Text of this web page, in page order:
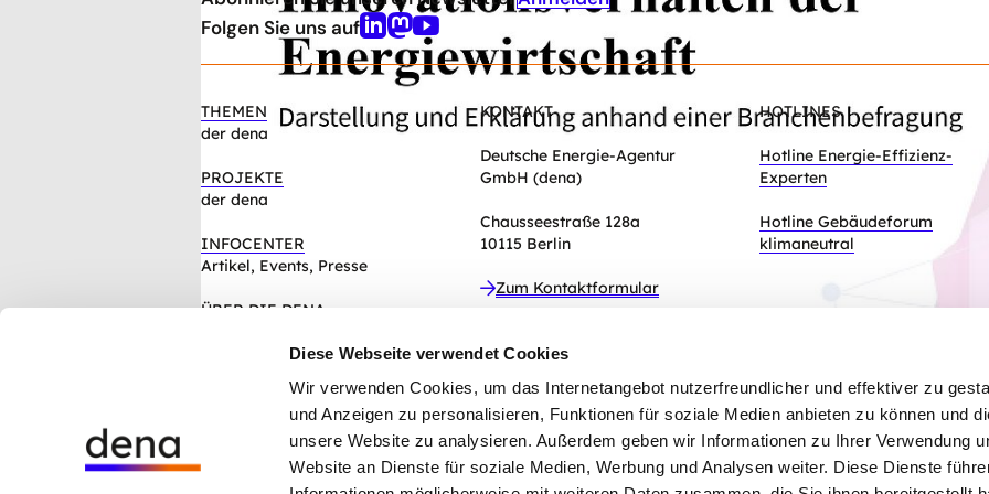
Diese Webseite verwendet Cookies
Wir verwenden Cookies, um das Internetangebot nutzerfreundlicher und effektiver zu
und Anzeigen zu personalisieren, Funktionen für soziale Medien anbieten zu können und
unsere Website zu analysieren. Außerdem geben wir Informationen zu Ihrer Verwendung
Website an Dienste für soziale Medien, Werbung und Analysen weiter. Diese Dienste
oben
Folgen Sie uns aufLinkedin
Mastodon
Youtube
THEMEN
der dena
PROJEKTE
der dena
INFOCENTER
Artikel, Events, Presse
ÜBER DIE DENA
KONTAKT
Deutsche Energie-Agentur
GmbH (dena)
Chausseestraße 128a
10115 Berlin
Zum Kontaktformular
HOTLINES
Hotline Energie-Effizienz-
Experten
Hotline Gebäudeforum
klimaneutral
Hinweisgebersystem der dena
Cookie-Einstellungen
Datenschutz